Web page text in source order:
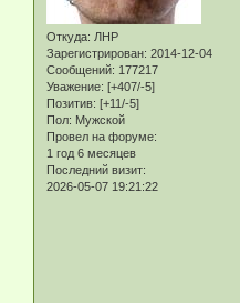
Откуда: ЛНР
Зарегистрирован: 2014-12-04
Сообщений: 177217
Уважение: [+407/-5]
Позитив: [+11/-5]
Пол: Мужской
Провел на форуме:
1 год 6 месяцев
Последний визит:
2026-05-07 19:21:22